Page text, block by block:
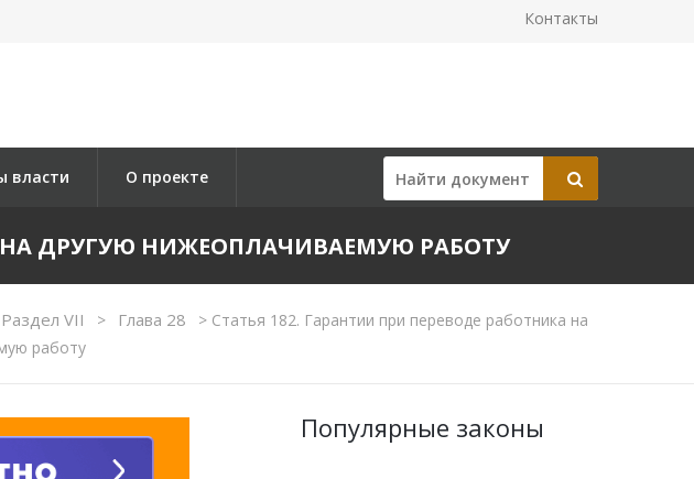
Контакты
власти О проекте
НА ДРУГУЮ НИЖЕОПЛАЧИВАЕМУЮ РАБОТУ
Раздел VII > Глава 28 > Статья 182. Гарантии при переводе работника на
работу
Популярные законы